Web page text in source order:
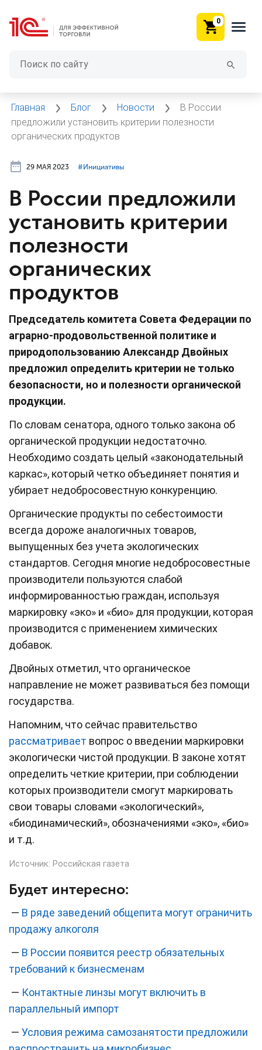
0
Главная Блог Новости
В России
предложили установить критерии полезности
органических продуктов
29 МАЯ 2023 #⁣Инициативы
В России предложили
установить критерии
полезности
органических
продуктов
Председатель комитета Совета Федерации по
аграрно-продовольственной политике и
природопользованию Александр Двойных
предложил определить критерии не только
безопасности, но и полезности органической
продукции.
По словам сенатора, одного только закона об
органической продукции недостаточно.
Необходимо создать целый «законодательный
каркас», который четко объединяет понятия и
убирает недобросовестную конкуренцию.
Органические продукты по себестоимости
всегда дороже аналогичных товаров,
выпущенных без учета экологических
стандартов. Сегодня многие недобросовестные
производители пользуются слабой
информированностью граждан, используя
маркировку «эко» и «био» для продукции, которая
производится с применением химических
добавок.
Двойных отметил, что органическое
направление не может развиваться без помощи
государства.
Напомним, что сейчас правительство
рассматривает вопрос о введении маркировки
экологически чистой продукции. В законе хотят
определить четкие критерии, при соблюдении
которых производители смогут маркировать
свои товары словами «экологический»,
«биодинамический», обозначениями «эко», «био»
и т.д.
Источник: Российская газета
Будет интересно:
— В ряде заведений общепита могут ограничить
продажу алкоголя
— В России появится реестр обязательных
требований к бизнесменам
— Контактные линзы могут включить в
параллельный импорт
— Условия режима самозанятости предложили